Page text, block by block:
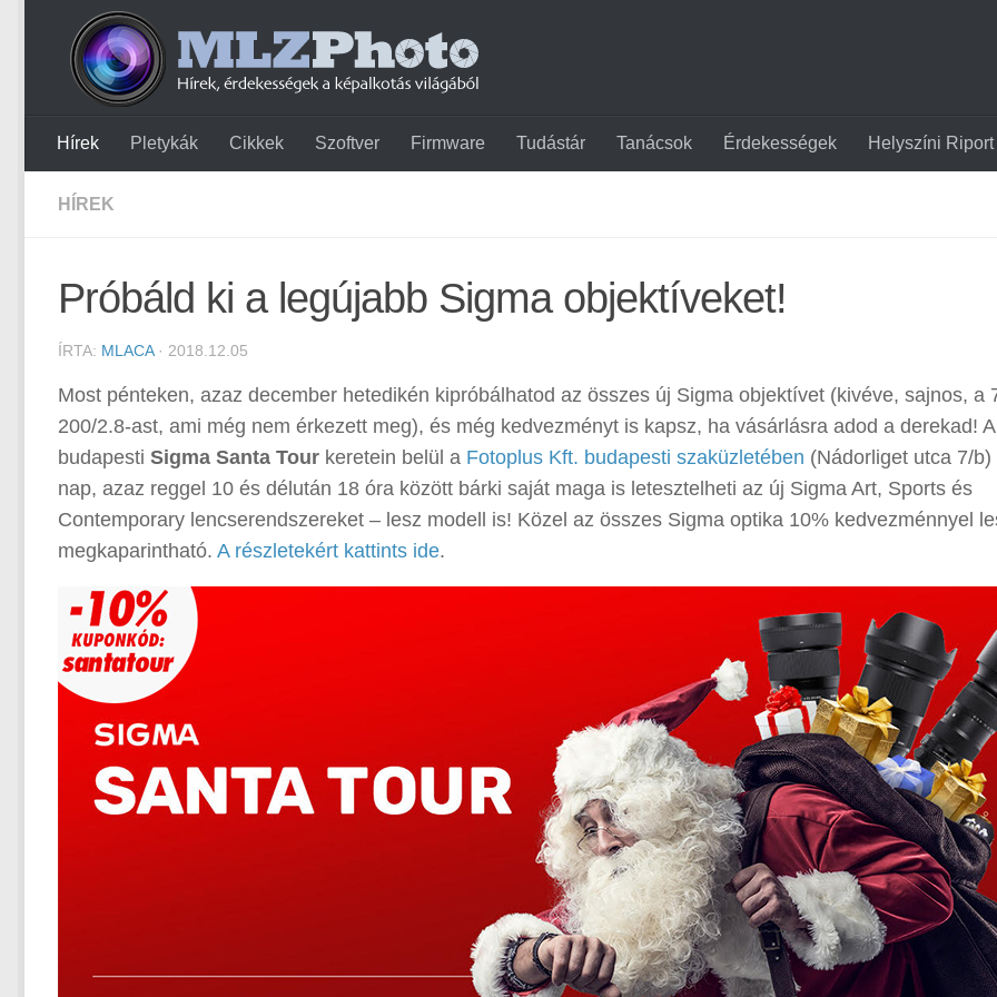
Hírek Pletykák Cikkek Szoftver Firmware Tudástár Tanácsok Érdekességek Helyszíni Riport
HÍREK
Próbáld ki a legújabb Sigma objektíveket!
ÍRTA: MLACA· 2018.12.05
Most pénteken, azaz december hetedikén kipróbálhatod az összes új Sigma objektívet (kivéve, sajnos, a
200/2.8-ast, ami még nem érkezett meg), és még kedvezményt is kapsz, ha vásárlásra adod a derekad! A
budapesti Sigma Santa Tour keretein belül a Fotoplus Kft. budapesti szaküzletében (Nádorliget utca 7/b)
nap, azaz reggel 10 és délután 18 óra között bárki saját maga is letesztelheti az új Sigma Art, Sports és
Contemporary lencserendszereket – lesz modell is! Közel az összes Sigma optika 10% kedvezménnyel
megkaparintható. A részletekért kattints ide.